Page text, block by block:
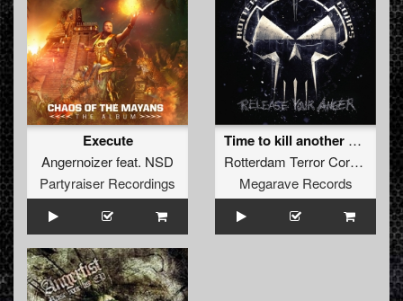
Execute
Angernoizerfeat. NSD
Partyraiser Recordings
Time to kill another one (Remix by Hungry Beats)
Rotterdam Terror Corps
Megarave Records